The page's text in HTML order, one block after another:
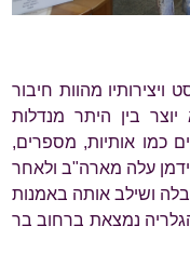
ויצירותיו מהוות חיבור
בין היתר מנדלות
כמו אותיות, מספרים,
עלה מארה"ב ולאחר
הסרטן ב- 1987 למד קבלה ושילב אותה באמנות
נמצאת ברחוב בר